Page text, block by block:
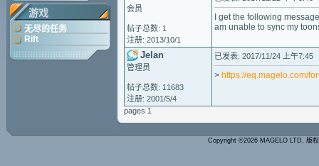
游戏
无尽的任务
Rift
会员
帖子总数: 1
注册: 2013/10/1
I get the following
am unable to sync my
Jelan
管理员
帖子总数: 11683
注册: 2001/5/4
已发表: 2017/11/24 上午7:45
> https://eq.magelo.com/
pages 1
Copyright ©2026 MAGELO LTD. 版